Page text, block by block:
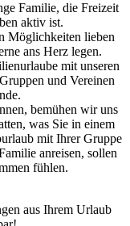
Familie, die Freizeit
aktiv ist.
Möglichkeiten lieben
ans Herz legen.
mit unseren
und Vereinen
bemühen wir uns
was Sie in einem
mit Ihrer Gruppe
anreisen, sollen
fühlen.
aus Ihrem Urlaub